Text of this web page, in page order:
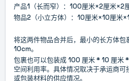
产品1（长而窄）：100厘米×2厘米×2
物品2（小立方体）：10厘米×10厘米
将这两件物品合并后，最小的长方体
10cm。
包裹也可以包装成 100 厘米 * 10 厘米
空间利用率。具体情况取决于承运商
或包装材料的供应情况。